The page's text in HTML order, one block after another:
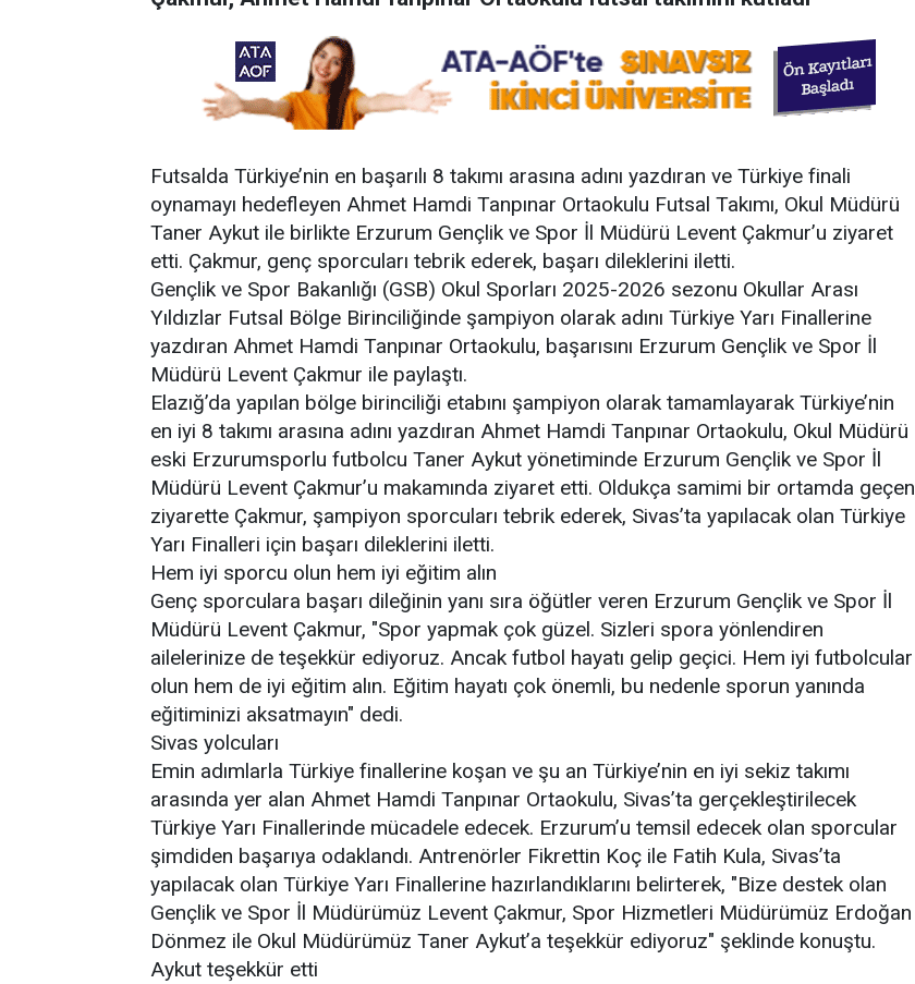
Futsalda Türkiye’nin en başarılı 8 takımı arasına adını yazdıran ve Türkiye finali
oynamayı hedefleyen Ahmet Hamdi Tanpınar Ortaokulu Futsal Takımı, Okul Müdürü
Taner Aykut ile birlikte Erzurum Gençlik ve Spor İl Müdürü Levent Çakmur’u ziyaret
etti. Çakmur, genç sporcuları tebrik ederek, başarı dileklerini iletti.
Gençlik ve Spor Bakanlığı (GSB) Okul Sporları 2025-2026 sezonu Okullar Arası
Yıldızlar Futsal Bölge Birinciliğinde şampiyon olarak adını Türkiye Yarı Finallerine
yazdıran Ahmet Hamdi Tanpınar Ortaokulu, başarısını Erzurum Gençlik ve Spor İl
Müdürü Levent Çakmur ile paylaştı.
Elazığ’da yapılan bölge birinciliği etabını şampiyon olarak tamamlayarak Türkiye’nin
en iyi 8 takımı arasına adını yazdıran Ahmet Hamdi Tanpınar Ortaokulu, Okul Müdürü
eski Erzurumsporlu futbolcu Taner Aykut yönetiminde Erzurum Gençlik ve Spor İl
Müdürü Levent Çakmur’u makamında ziyaret etti. Oldukça samimi bir ortamda geçen
ziyarette Çakmur, şampiyon sporcuları tebrik ederek, Sivas’ta yapılacak olan Türkiye
Yarı Finalleri için başarı dileklerini iletti.
Hem iyi sporcu olun hem iyi eğitim alın
Genç sporculara başarı dileğinin yanı sıra öğütler veren Erzurum Gençlik ve Spor İl
Müdürü Levent Çakmur, "Spor yapmak çok güzel. Sizleri spora yönlendiren
ailelerinize de teşekkür ediyoruz. Ancak futbol hayatı gelip geçici. Hem iyi futbolcular
olun hem de iyi eğitim alın. Eğitim hayatı çok önemli, bu nedenle sporun yanında
eğitiminizi aksatmayın" dedi.
Sivas yolcuları
Emin adımlarla Türkiye finallerine koşan ve şu an Türkiye’nin en iyi sekiz takımı
arasında yer alan Ahmet Hamdi Tanpınar Ortaokulu, Sivas’ta gerçekleştirilecek
Türkiye Yarı Finallerinde mücadele edecek. Erzurum’u temsil edecek olan sporcular
şimdiden başarıya odaklandı. Antrenörler Fikrettin Koç ile Fatih Kula, Sivas’ta
yapılacak olan Türkiye Yarı Finallerine hazırlandıklarını belirterek, "Bize destek olan
Gençlik ve Spor İl Müdürümüz Levent Çakmur, Spor Hizmetleri Müdürümüz Erdoğan
Dönmez ile Okul Müdürümüz Taner Aykut’a teşekkür ediyoruz" şeklinde konuştu.
Aykut teşekkür etti